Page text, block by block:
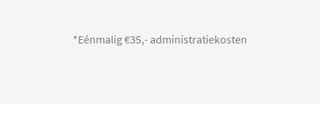
*Eénmalig €35,- administratiekosten